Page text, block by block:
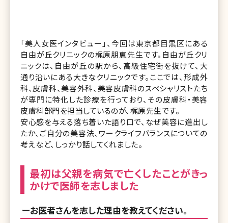
「美人女医インタビュー」、今回は東京都目黒区にある
自由が丘クリニックの梶原朋恵先生です。自由が丘クリ
ニックは、自由が丘の駅から、高級住宅街を抜けて、大
通り沿いにある大きなクリニックです。ここでは、形成外
科、皮膚科、美容外科、美容皮膚科のスペシャリストたち
が専門に特化した診療を行っており、その皮膚科・美容
皮膚科部門を担当しているのが、梶原先生です。
安心感を与える落ち着いた語り口で、なぜ美容に進出し
たか、ご自分の美容法、ワークライフバランスについての
考えなど、しっかり話してくれました。
最初は父親を病気で亡くしたことがきっ
かけで医師を志しました
ーお医者さんを志した理由を教えてください。